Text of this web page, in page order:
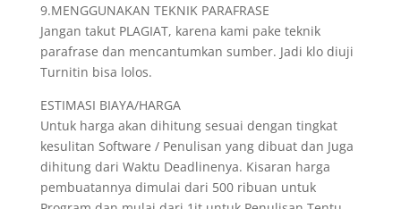
9.MENGGUNAKAN TEKNIK PARAFRASE
Jangan takut PLAGIAT, karena kami pake teknik
parafrase dan mencantumkan sumber. Jadi klo diuji
Turnitin bisa lolos.
ESTIMASI BIAYA/HARGA
Untuk harga akan dihitung sesuai dengan tingkat
kesulitan Software / Penulisan yang dibuat dan Juga
dihitung dari Waktu Deadlinenya. Kisaran harga
pembuatannya dimulai dari 500 ribuan untuk